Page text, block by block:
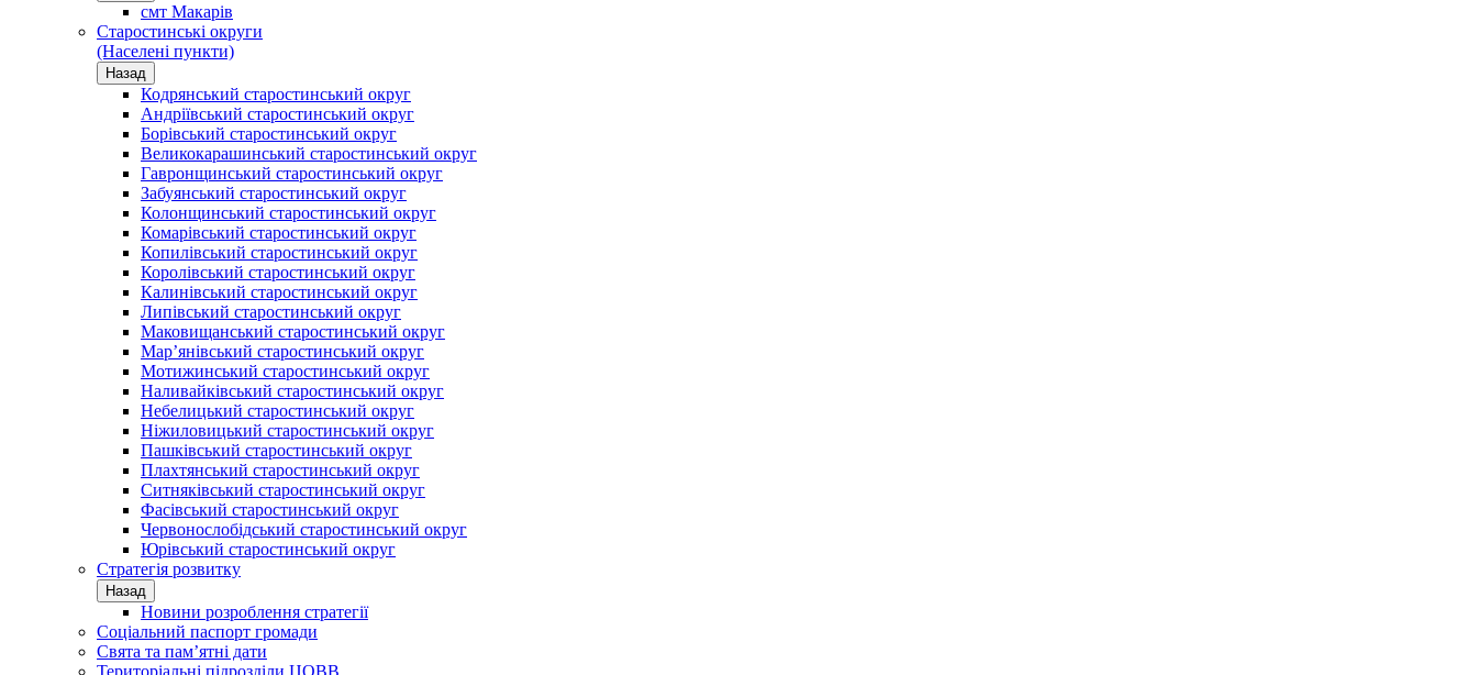
смт Макарів
Старостинські округи
(Населені пункти)
Назад
Кодрянський старостинський округ
Андріївський старостинський округ
Борівський старостинський округ
Великокарашинський старостинський округ
Гавронщинський старостинський округ
Забуянський старостинський округ
Колонщинський старостинський округ
Комарівський старостинський округ
Копилівський старостинський округ
Королівський старостинський округ
Калинівський старостинський округ
Липівський старостинський округ
Маковищанський старостинський округ
Мар’янівський старостинський округ
Мотижинський старостинський округ
Наливайківський старостинський округ
Небелицький старостинський округ
Ніжиловицький старостинський округ
Пашківський старостинський округ
Плахтянський старостинський округ
Ситняківський старостинський округ
Фасівський старостинський округ
Червонослобідський старостинський округ
Юрівський старостинський округ
Стратегія розвитку
Назад
Новини розроблення стратегії
Соціальний паспорт громади
Свята та пам’ятні дати
Територіальні підрозділи ЦОВВ